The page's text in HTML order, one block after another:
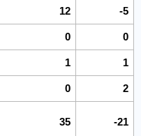
12 -5
0 0
1 1
0 2
35 -21